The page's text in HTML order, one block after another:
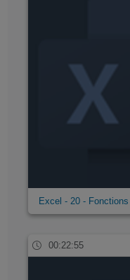
Excel - 20 -
00:22:55